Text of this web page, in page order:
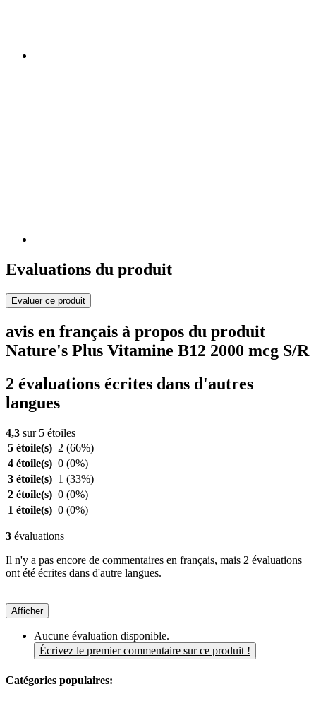
Evaluations du produit
Evaluer ce produit
avis en français à propos du produit
Nature's Plus Vitamine B12 2000 mcg S/R
2 évaluations écrites dans d'autres
langues
4,3 sur 5 étoiles
5 étoile(s) 2 (66%)
4 étoile(s) 0 (0%)
3 étoile(s) 1 (33%)
2 étoile(s) 0 (0%)
1 étoile(s) 0 (0%)
3 évaluations
Il n'y a pas encore de commentaires en français, mais 2 évaluations
ont été écrites dans d'autre langues.
Afficher
Aucune évaluation disponible.
Écrivez le premier commentaire sur ce produit !
Catégories populaires: